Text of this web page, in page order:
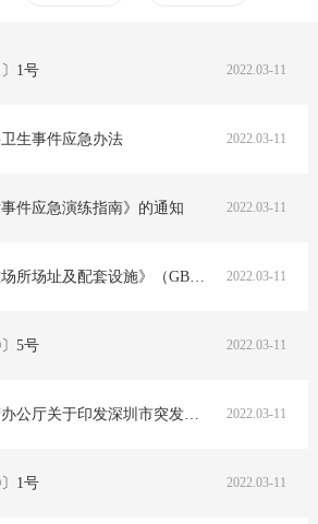
2022.03-11
1号
2022.03-11
生事件应急办法
2022.03-11
件应急演练指南》的通知
2022.03-11
《地震应急避难场所场址及配套设施》（GB21734-2008）
2022.03-11
5号
2022.03-11
深圳市人民政府办公厅关于印发深圳市突发事件预警信息发布管理暂行办法的通知
2022.03-11
1号